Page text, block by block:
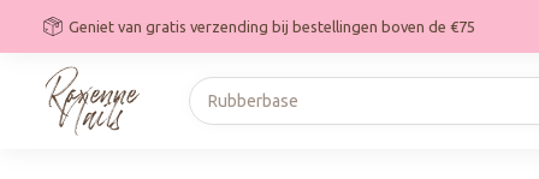
Geniet van gratis verzending bij bestellingen boven de €75